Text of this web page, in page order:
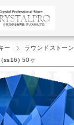
ー
ラウンドストーン
50ヶ